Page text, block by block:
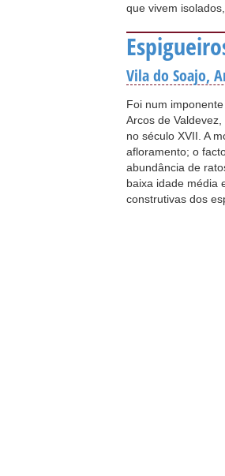
que vivem
Vila do Soajo,
Foi num
Arcos de
no século XVII. A
afloramento; o
abundância de
baixa idade média
construtivas dos